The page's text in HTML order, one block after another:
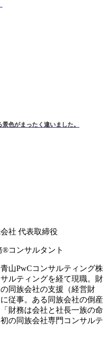
色がまったく違いました。
社 代表取締役
コンサルタント
山PwCコンサルティング株
ルティングを経て現職。財
同族会社の支援（経営財
従事。ある同族会社の倒産
財務は会社と社長一族の命
の同族会社専門コンサルテ